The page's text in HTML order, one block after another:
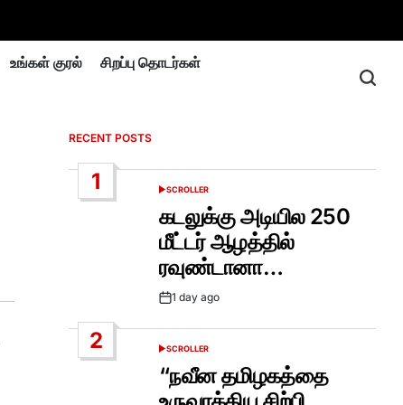
உங்கள் குரல் சிறப்பு தொடர்கள்
RECENT POSTS
1
POSTED
SCROLLER
கடலுக்கு அடியில 250
மீட்டர் ஆழத்தில்
ரவுண்டானா…
Post1 day ago
2
POSTED
SCROLLER
“நவீன தமிழகத்தை